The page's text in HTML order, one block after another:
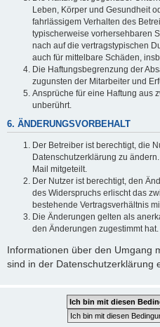
Leben, Körper und Gesundheit
fahrlässigem Verhalten des
typischerweise vorhersehbaren
nach auf die vertragstypischen
auch für mittelbare Schäden,
Die Haftungsbegrenzung der
zugunsten der Mitarbeiter und
Ansprüche für eine Haftung aus
unberührt.
6. ÄNDERUNGSVORBEHALT
Der Betreiber ist berechtigt, die
Datenschutzerklärung zu
Mail mitgeteilt.
Der Nutzer ist berechtigt, den
des Widerspruchs erlischt das
bestehende Vertragsverhältnis
Die Änderungen gelten als
den Änderungen zugestimmt hat.
Informationen über den Umgang
sind in der Datenschutzerklärung